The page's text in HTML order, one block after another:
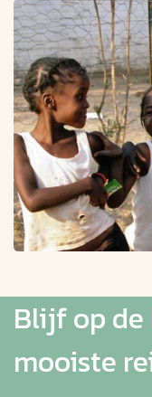
Blijf op
mooiste